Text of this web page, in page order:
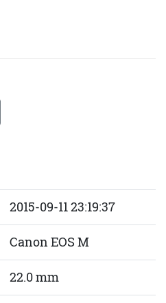
2015-09-11 23:19:37
Canon EOS M
22.0 mm